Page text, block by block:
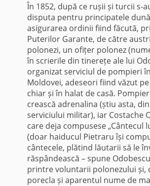
În 1852, după ce rușii și turcii s-
disputa pentru principatele
asigurarea ordinii fiind făcută,
Puterilor Garante, de către
polonezi, un ofițer polonez
în scrierile din tinerețe ale lui
organizat serviciul de pompieri
Moldovei, adeseori fiind văzut
chiar și în halat de casă.
crească adrenalina (știu asta,
serviciului militar), iar Costache
care deja compusese „Cântecul
(doar haiducul Pietraru își
cântecele, plătind lăutarii să le
răspândească – spune
printre voluntarii polonezului și,
porecla și aparentul nume de